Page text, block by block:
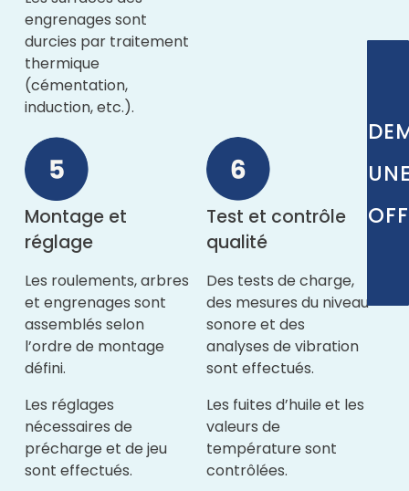
engrenages sont
durcies par traitement
thermique
(cémentation,
induction, etc.).
Montage et
réglage
Les roulements, arbres
et engrenages sont
assemblés selon
l’ordre de montage
défini.
Les réglages
nécessaires de
précharge et de jeu
sont effectués.
Test et contrôle
qualité
Des tests de charge,
des mesures du niveau
sonore et des
analyses de vibration
sont effectués.
Les fuites d’huile et les
valeurs de
température sont
contrôlées.